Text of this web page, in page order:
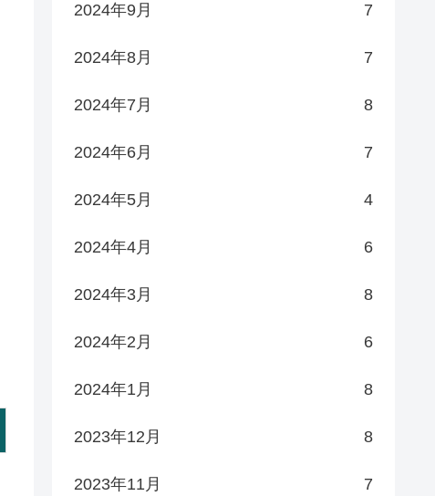
2024年9月 7
2024年8月 7
2024年7月 8
2024年6月 7
2024年5月 4
2024年4月 6
2024年3月 8
2024年2月 6
2024年1月 8
2023年12月 8
2023年11月 7